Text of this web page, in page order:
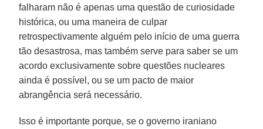
falharam não é apenas uma questão de curiosidade
histórica, ou uma maneira de culpar
retrospectivamente alguém pelo início de uma guerra
tão desastrosa, mas também serve para saber se um
acordo exclusivamente sobre questões nucleares
ainda é possível, ou se um pacto de maior
abrangência será necessário.
Isso é importante porque, se o governo iraniano